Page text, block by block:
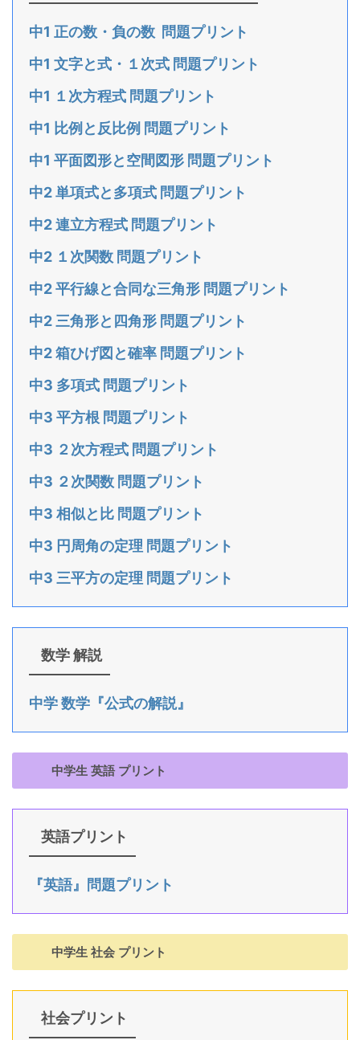
中1 正の数・負の数 問題プリント
中1 文字と式・１次式 問題プリント
中1 １次方程式 問題プリント
中1 比例と反比例 問題プリント
中1 平面図形と空間図形 問題プリント
中2 単項式と多項式 問題プリント
中2 連立方程式 問題プリント
中2 １次関数 問題プリント
中2 平行線と合同な三角形 問題プリント
中2 三角形と四角形 問題プリント
中2 箱ひげ図と確率 問題プリント
中3 多項式 問題プリント
中3 平方根 問題プリント
中3 ２次方程式 問題プリント
中3 ２次関数 問題プリント
中3 相似と比 問題プリント
中3 円周角の定理 問題プリント
中3 三平方の定理 問題プリント
数学 解説
中学 数学『公式の解説』
中学生 英語 プリント
英語プリント
『英語』問題プリント
中学生 社会 プリント
社会プリント